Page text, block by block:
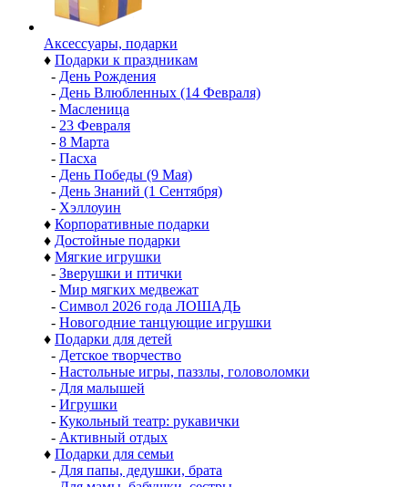
Аксессуары, подарки
♦ Подарки к праздникам
- День Рождения
- День Влюбленных (14 Февраля)
- Масленица
- 23 Февраля
- 8 Марта
- Пасха
- День Победы (9 Мая)
- День Знаний (1 Сентября)
- Хэллоуин
♦ Корпоративные подарки
♦ Достойные подарки
♦ Мягкие игрушки
- Зверушки и птички
- Мир мягких медвежат
- Символ 2026 года ЛОШАДЬ
- Новогодние танцующие игрушки
♦ Подарки для детей
- Детское творчество
- Настольные игры, паззлы, головоломки
- Для малышей
- Игрушки
- Кукольный театр: рукавички
- Активный отдых
♦ Подарки для семьи
- Для папы, дедушки, брата